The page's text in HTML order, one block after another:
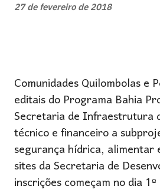
27 de fevereiro de 2018
Comunidades Quilombolas
editais do Programa Bahia
Secretaria de Infraestrutura
técnico e financeiro a
segurança hídrica, alimentar
sites da Secretaria de
inscrições começam no dia